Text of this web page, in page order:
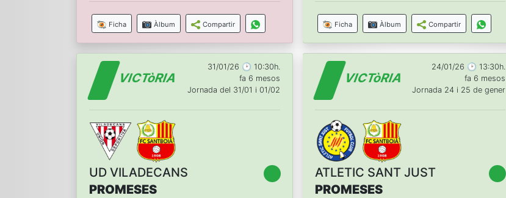
Ficha Àlbum Compartir Ficha Àlbum Compartir
VICTòRIA
31/01/26 🕑 10:30h.
fa 6 mesos
Jornada del 31/01 i 01/02
UD VILADECANS
PROMESES
VICTòRIA
24/01/26 🕑 13:30h.
fa 6 mesos
Jornada 24 i 25 de gener
ATLETIC SANT JUST
PROMESES